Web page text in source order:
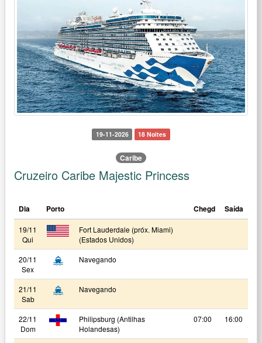
19-11-2026 18 Noites
Caribe
Cruzeiro Caribe Majestic Princess
Dia Porto Chegd Saída
19/11
Qui
Fort Lauderdale (próx. Miami)
(Estados Unidos)
20/11
Sex
Navegando
21/11
Sab
Navegando
22/11
Dom
Philipsburg (Antilhas
Holandesas)
07:00 16:00